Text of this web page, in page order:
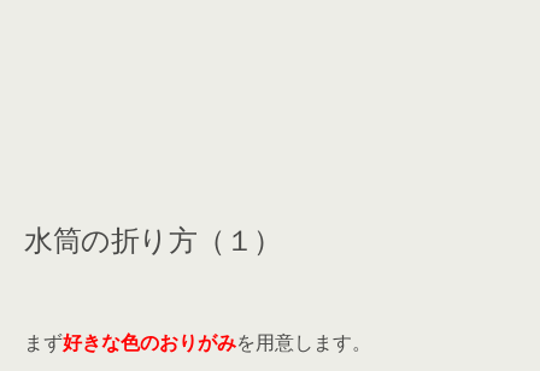
水筒の折り方（１）
まず好きな色のおりがみを用意します。